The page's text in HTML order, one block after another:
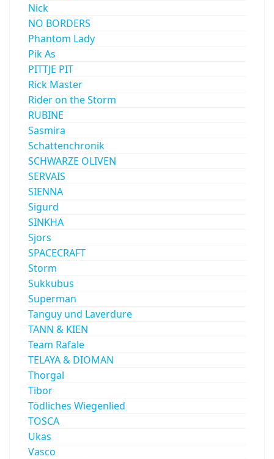
Nick
NO BORDERS
Phantom Lady
Pik As
PITTJE PIT
Rick Master
Rider on the Storm
RUBINE
Sasmira
Schattenchronik
SCHWARZE OLIVEN
SERVAIS
SIENNA
Sigurd
SINKHA
Sjors
SPACECRAFT
Storm
Sukkubus
Superman
Tanguy und Laverdure
TANN & KIEN
Team Rafale
TELAYA & DIOMAN
Thorgal
Tibor
Tödliches Wiegenlied
TOSCA
Ukas
Vasco